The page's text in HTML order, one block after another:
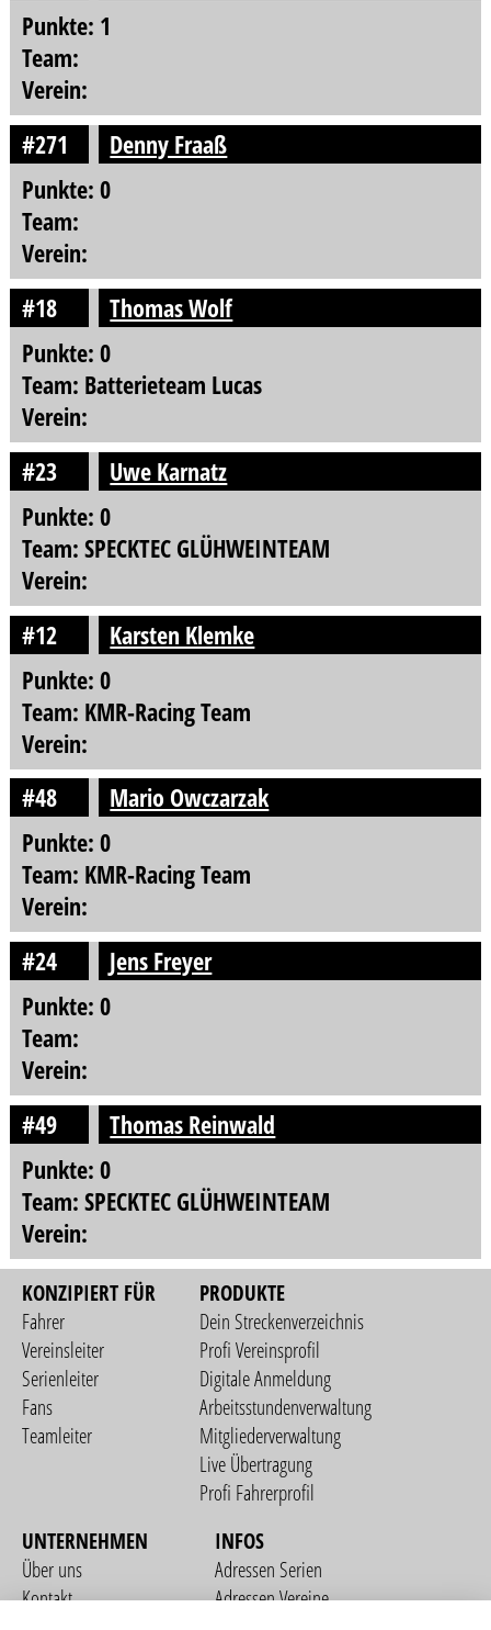
Punkte: 1
Team:
Verein:
#271
Denny Fraaß
Punkte: 0
Team:
Verein:
#18
Thomas Wolf
Punkte: 0
Team: Batterieteam Lucas
Verein:
#23
Uwe Karnatz
Punkte: 0
Team: SPECKTEC GLÜHWEINTEAM
Verein:
#12
Karsten Klemke
Punkte: 0
Team: KMR-Racing Team
Verein:
#48
Mario Owczarzak
Punkte: 0
Team: KMR-Racing Team
Verein:
#24
Jens Freyer
Punkte: 0
Team:
Verein:
#49
Thomas Reinwald
Punkte: 0
Team: SPECKTEC GLÜHWEINTEAM
Verein:
KONZIPIERT FÜR
Fahrer
Vereinsleiter
Serienleiter
Fans
Teamleiter
PRODUKTE
Dein Streckenverzeichnis
Profi Vereinsprofil
Digitale Anmeldung
Arbeitsstundenverwaltung
Mitgliederverwaltung
Live Übertragung
Profi Fahrerprofil
UNTERNEHMEN
Über uns
Kontakt
INFOS
Adressen Serien
Adressen Vereine